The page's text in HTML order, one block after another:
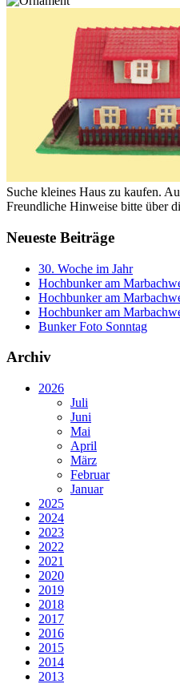
Suche kleines Haus zu kaufen.
Freundliche Hinweise bitte über
Neueste Beiträge
30. Woche im Jahr
Hochbunker am
Hochbunker am
Hochbunker am
Bunker Foto Sonntag
Archiv
2026
Juli
Juni
Mai
April
März
Februar
Januar
2025
2024
2023
2022
2021
2020
2019
2018
2017
2016
2015
2014
2013